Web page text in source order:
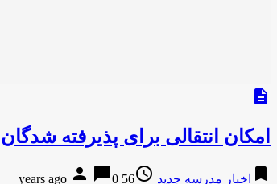
description
امکان انتقالی برای پذیرفته
bookmark اخبار مدرسه جدید access_time
56 years ago
person chat_bubble0